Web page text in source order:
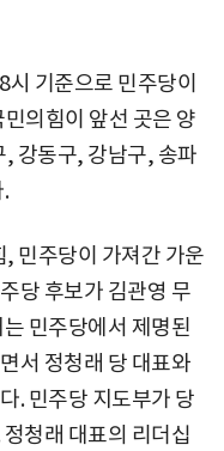
기준으로 민주당이
의힘이 앞선 곳은 양
강동구, 강남구, 송파
민주당이 가져간 가운
당 후보가 김관영 무
민주당에서 제명된
서 정청래 당 대표와
. 민주당 지도부가 당
청래 대표의 리더십